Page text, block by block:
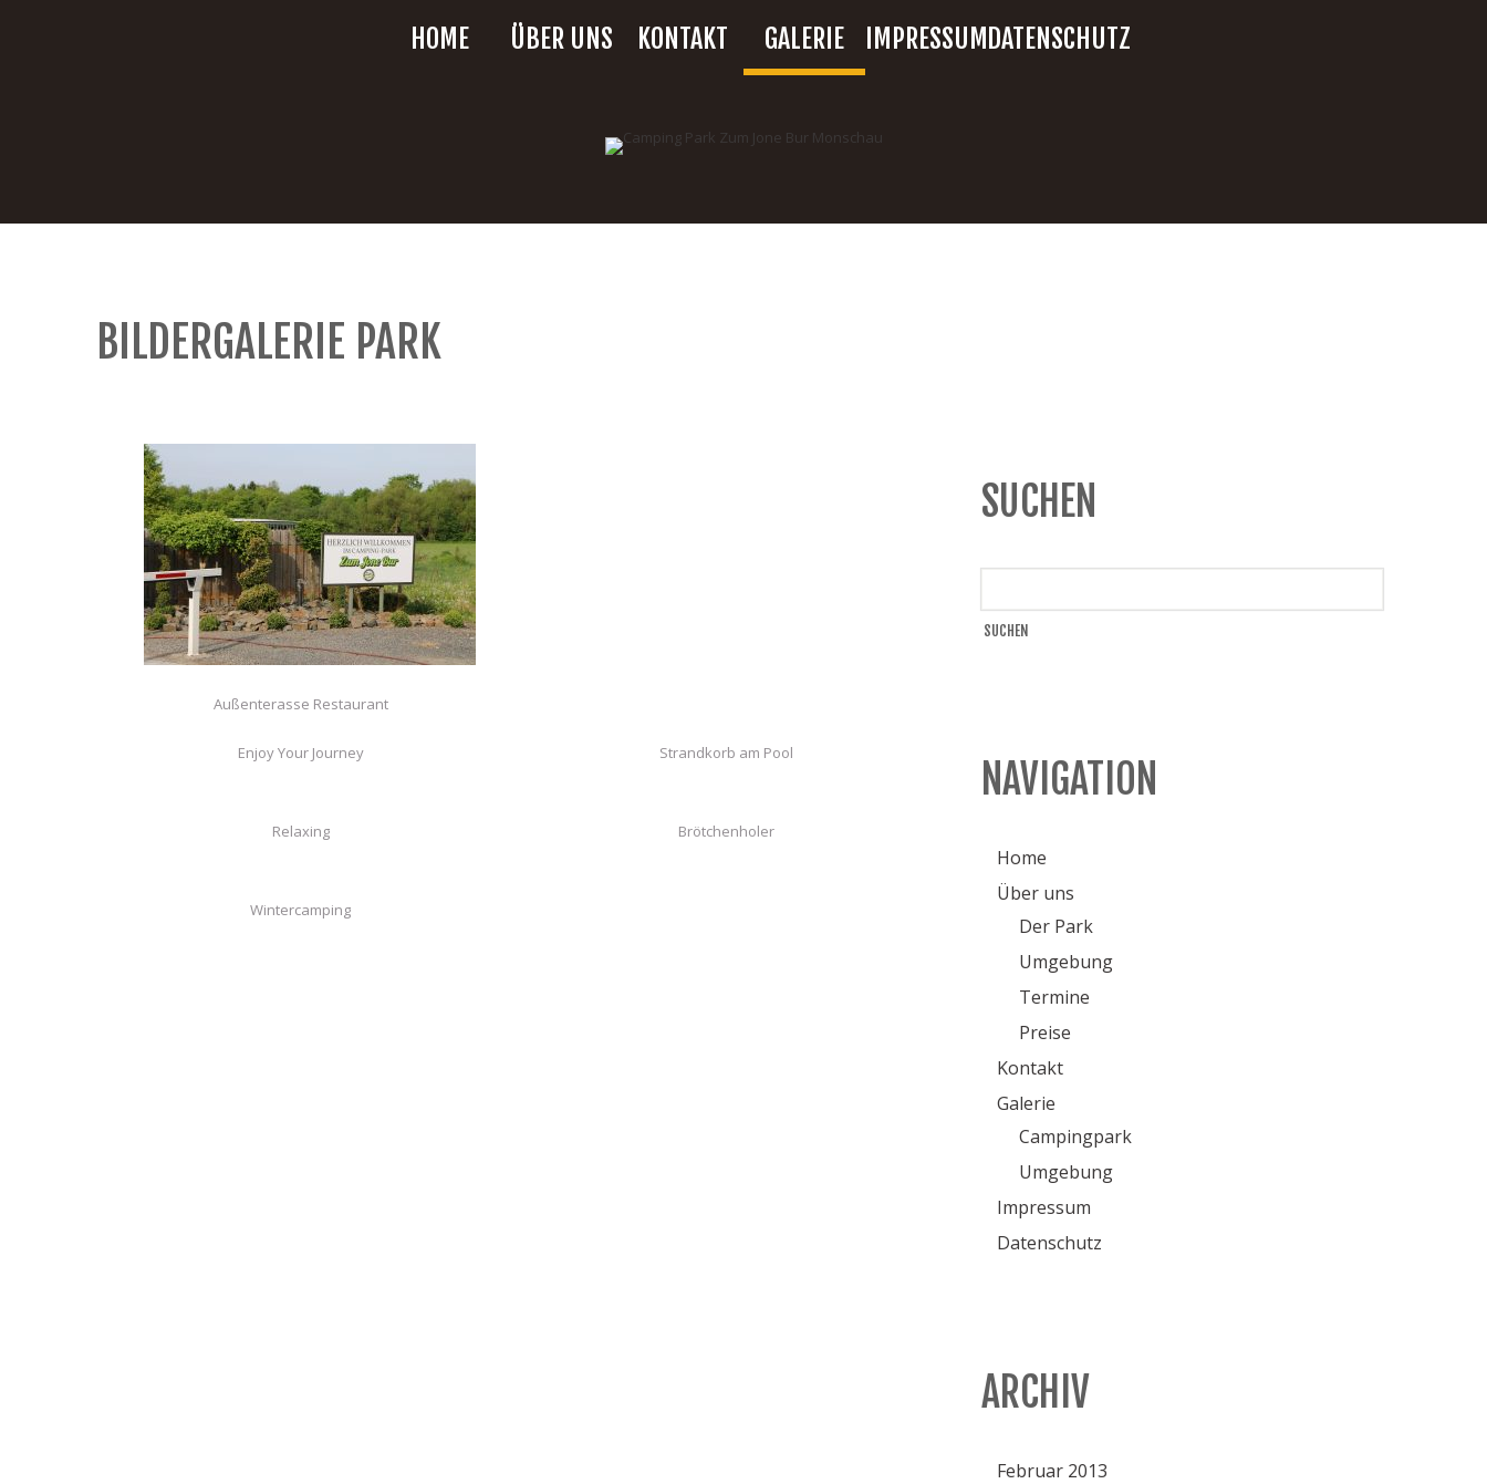
HOME ÜBER UNS KONTAKT GALERIE IMPRESSUM DATENSCHUTZ
BILDERGALERIE PARK
Außenterasse Restaurant
Enjoy Your Journey Strandkorb am Pool
Relaxing Brötchenholer
Wintercamping
SUCHEN
NAVIGATION
Home
Über uns
Der Park
Umgebung
Termine
Preise
Kontakt
Galerie
Campingpark
Umgebung
Impressum
Datenschutz
ARCHIV
Februar 2013